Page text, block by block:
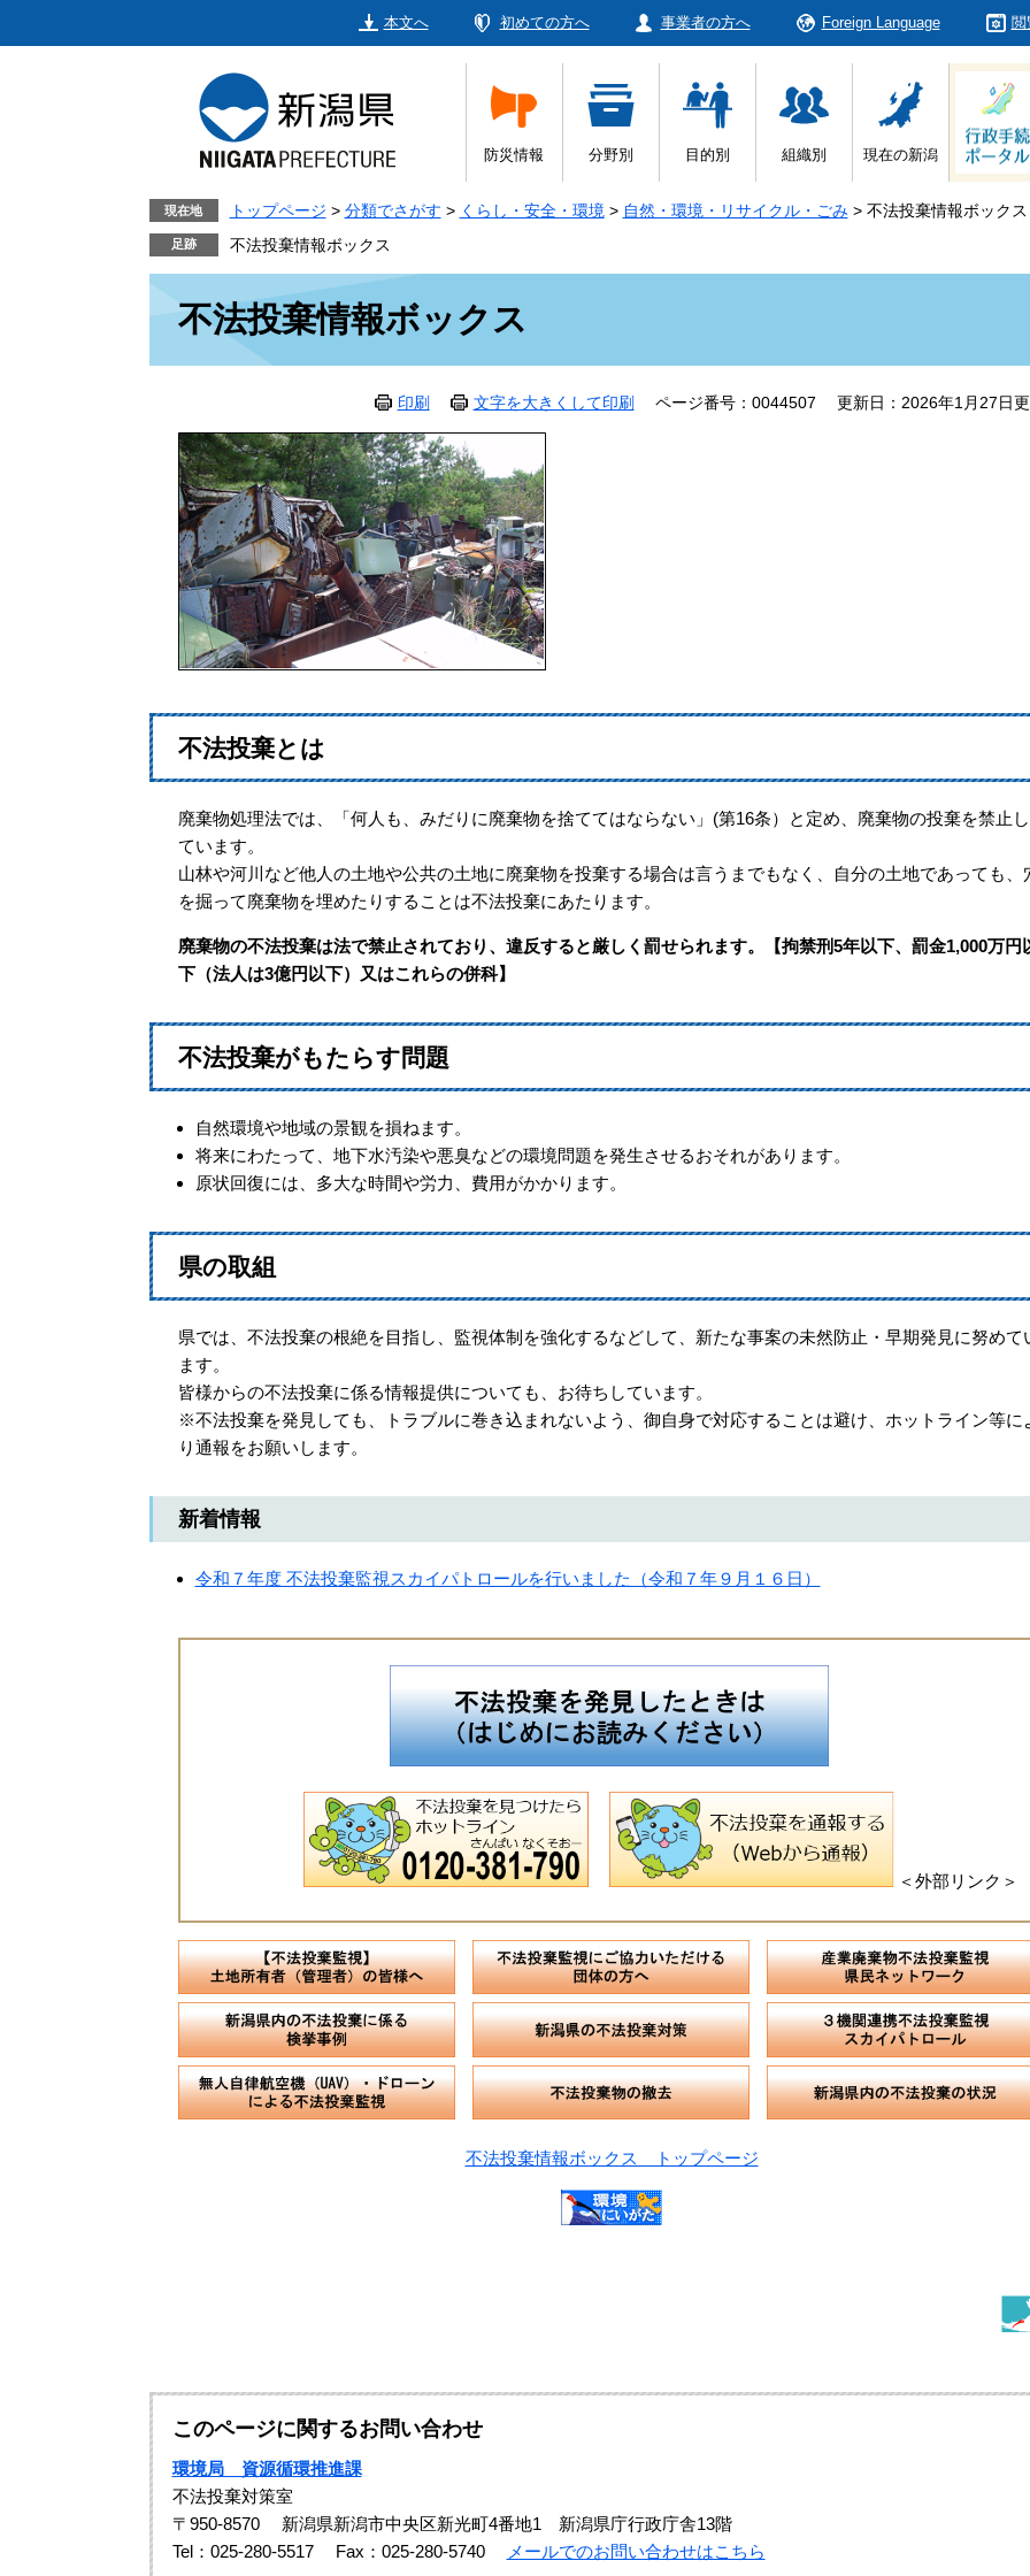
本文へ 初めての方へ 事業者の方へ Foreign Language 閲
防災情報 分野別 目的別 組織別 現在の新潟
現在地 トップページ > 分類でさがす > くらし・安全・環境 > 自然・環境・リサイクル・ごみ > 不法投棄情報ボックス
不法投棄情報ボックス
不法投棄情報ボックス
印刷 文字を大きくして印刷 ページ番号：0044507 更新日：2026年1月27日
不法投棄とは
廃棄物処理法では、「何人も、みだりに廃棄物を捨ててはならない」(第16条）と定め、廃棄物の投棄を禁止し
ています。
山林や河川など他人の土地や公共の土地に廃棄物を投棄する場合は言うまでもなく、自分の土地であっても、
を掘って廃棄物を埋めたりすることは不法投棄にあたります。
廃棄物の不法投棄は法で禁止されており、違反すると厳しく罰せられます。【拘禁刑5年以下、罰金1,000万円
下（法人は3億円以下）又はこれらの併科】
不法投棄がもたらす問題
自然環境や地域の景観を損ねます。
将来にわたって、地下水汚染や悪臭などの環境問題を発生させるおそれがあります。
原状回復には、多大な時間や労力、費用がかかります。
県の取組
県では、不法投棄の根絶を目指し、監視体制を強化するなどして、新たな事案の未然防止・早期発見に努めて
ます。
皆様からの不法投棄に係る情報提供についても、お待ちしています。
※不法投棄を発見しても、トラブルに巻き込まれないよう、御自身で対応することは避け、ホットライン等に
り通報をお願いします。
新着情報
令和７年度 不法投棄監視スカイパトロールを行いました（令和７年９月１６日）
＜外部リンク＞
不法投棄情報ボックス トップページ
このページに関するお問い合わせ
環境局 資源循環推進課
不法投棄対策室
〒950-8570
新潟県新潟市中央区新光町4番地1 新潟県庁行政庁舎13階
Tel：025-280-5517
Fax：025-280-5740 メールでのお問い合わせはこちら